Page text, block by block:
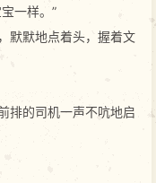
一样。”
默默地点着头，握着文
排的司机一声不吭地启